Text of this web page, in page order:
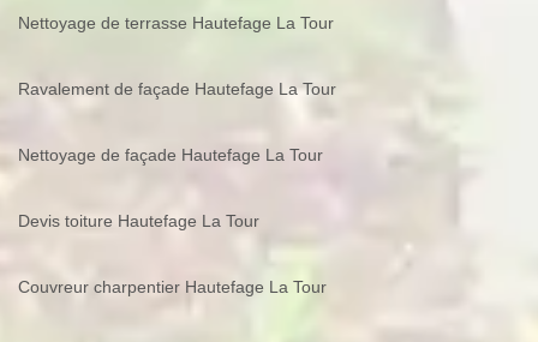
Nettoyage de terrasse Hautefage La Tour
Ravalement de façade Hautefage La Tour
Nettoyage de façade Hautefage La Tour
Devis toiture Hautefage La Tour
Couvreur charpentier Hautefage La Tour